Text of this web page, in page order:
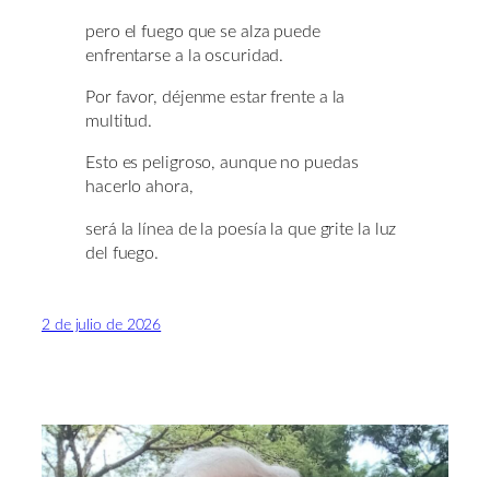
pero el fuego que se alza puede
enfrentarse a la oscuridad.
Por favor, déjenme estar frente a la
multitud.
Esto es peligroso, aunque no puedas
hacerlo ahora,
será la línea de la poesía la que grite la luz
del fuego.
2 de julio de 2026